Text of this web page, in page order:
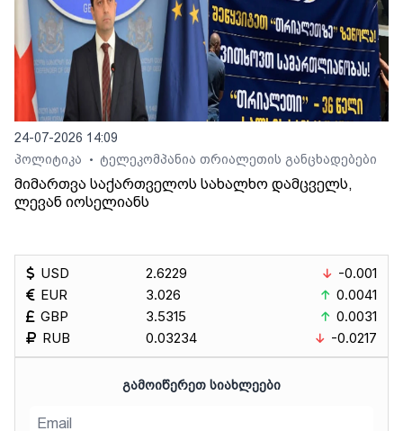
24-07-2026 14:09
პოლიტიკა
• ტელეკომპანია თრიალეთის განცხადებები
მიმართვა საქართველოს სახალხო დამცველს,
ლევან იოსელიანს
USD
EUR
GBP
RUB
2.6229
3.026
3.5315
0.03234
-0.001
0.0041
0.0031
-0.0217
ᲒᲐᲛᲝᲘᲬᲔᲠᲔᲗ ᲡᲘᲐᲮᲚᲔᲔᲑᲘ